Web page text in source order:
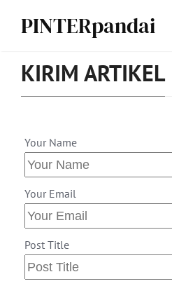
PINTERpandai
KIRIM ARTIKEL
Your Name
Your Email
Post Title